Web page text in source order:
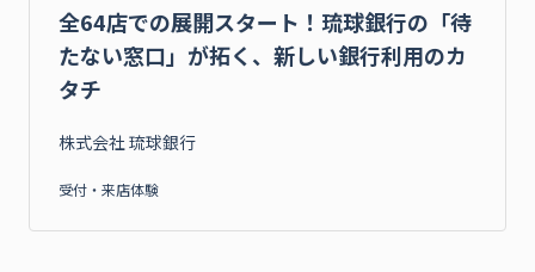
全64店での展開スタート！琉球銀行の「待
たない窓口」が拓く、新しい銀行利用のカ
タチ
株式会社 琉球銀行
受付・来店体験